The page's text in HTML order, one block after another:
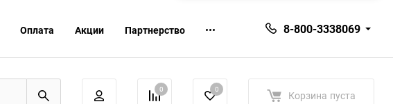
Оплата Акции Партнерство 8-800-3338069
0 0 Корзина пуста